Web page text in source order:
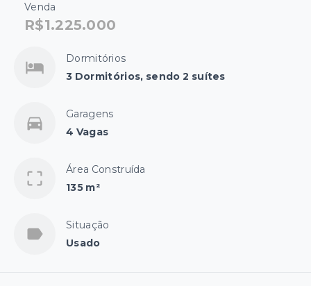
Venda
R$1.225.000
Dormitórios
3 Dormitórios, sendo 2 suítes
Garagens
4 Vagas
Área Construída
135 m²
Situação
Usado